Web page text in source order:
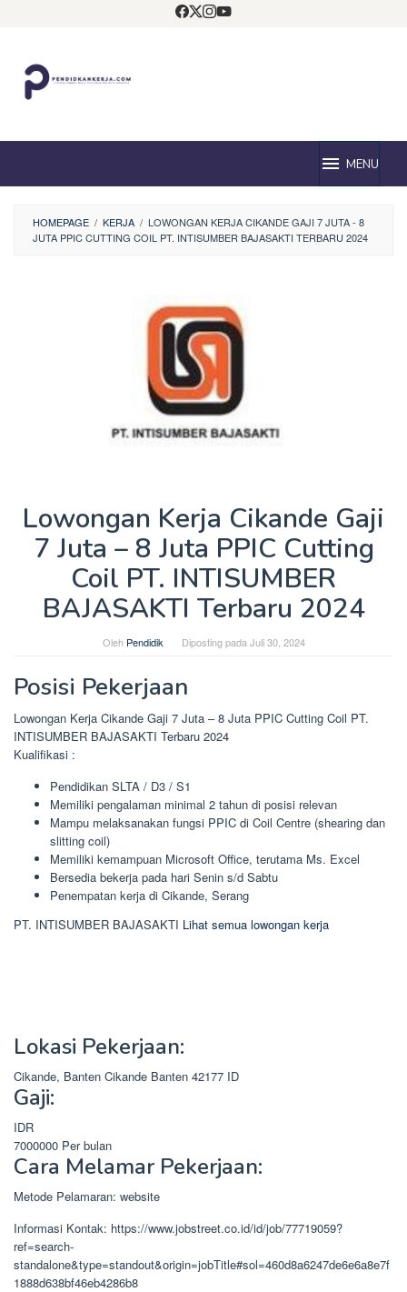
MENU
HOMEPAGE / KERJA / LOWONGAN KERJA CIKANDE GAJI 7 JUTA - 8
JUTA PPIC CUTTING COIL PT. INTISUMBER BAJASAKTI TERBARU 2024
Lowongan Kerja Cikande Gaji
7 Juta – 8 Juta PPIC Cutting
Coil PT. INTISUMBER
BAJASAKTI Terbaru 2024
Oleh Pendidik Diposting pada Juli 30, 2024
Posisi Pekerjaan
Lowongan Kerja Cikande Gaji 7 Juta – 8 Juta PPIC Cutting Coil PT.
INTISUMBER BAJASAKTI Terbaru 2024
Kualifikasi :
Pendidikan SLTA / D3 / S1
Memiliki pengalaman minimal 2 tahun di posisi relevan
Mampu melaksanakan fungsi PPIC di Coil Centre (shearing dan
slitting coil)
Memiliki kemampuan Microsoft Office, terutama Ms. Excel
Bersedia bekerja pada hari Senin s/d Sabtu
Penempatan kerja di Cikande, Serang
PT. INTISUMBER BAJASAKTI Lihat semua lowongan kerja
Lokasi Pekerjaan:
Cikande, Banten Cikande Banten 42177 ID
Gaji:
IDR
7000000 Per bulan
Cara Melamar Pekerjaan:
Metode Pelamaran: website
Informasi Kontak: https://www.jobstreet.co.id/id/job/77719059?
ref=search-
standalone&type=standout&origin=jobTitle#sol=460d8a6247de6e6a8e7f
1888d638bf46eb4286b8